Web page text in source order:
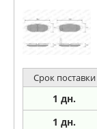
Срок поставки
1 дн.
1 дн.